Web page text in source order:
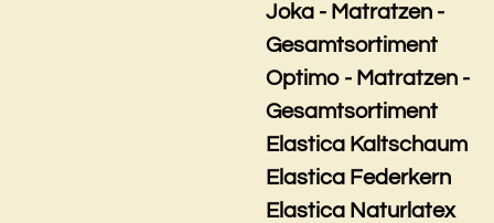
Joka - Matratzen -
Gesamtsortiment
Optimo - Matratzen -
Gesamtsortiment
Elastica Kaltschaum
Elastica Federkern
Elastica Naturlatex